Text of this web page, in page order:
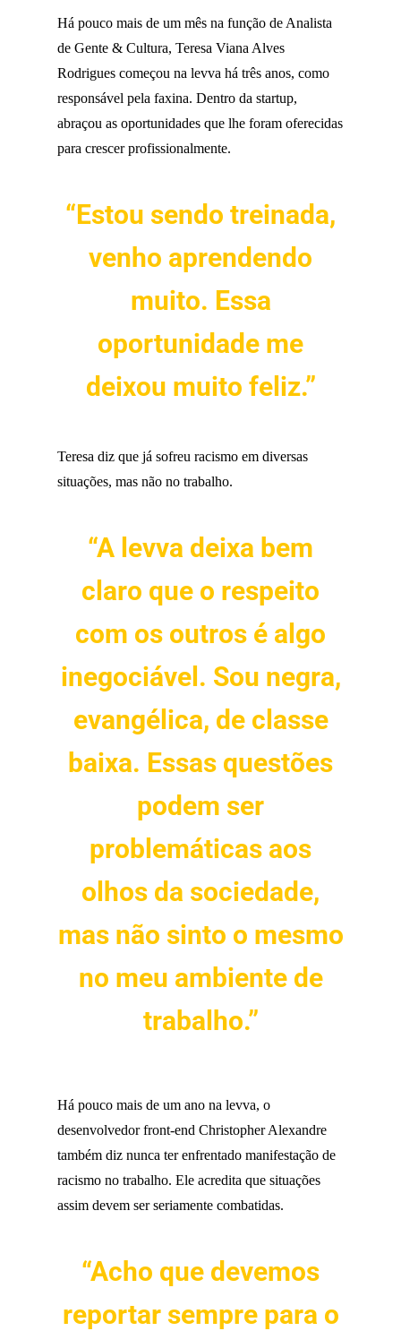
Há pouco mais de um mês na função de Analista
de Gente & Cultura, Teresa Viana Alves
Rodrigues começou na levva há três anos, como
responsável pela faxina. Dentro da startup,
abraçou as oportunidades que lhe foram oferecidas
para crescer profissionalmente.
“Estou sendo treinada,
venho aprendendo
muito. Essa
oportunidade me
deixou muito feliz.”
Teresa diz que já sofreu racismo em diversas
situações, mas não no trabalho.
“A levva deixa bem
claro que o respeito
com os outros é algo
inegociável. Sou negra,
evangélica, de classe
baixa. Essas questões
podem ser
problemáticas aos
olhos da sociedade,
mas não sinto o mesmo
no meu ambiente de
trabalho.”
Há pouco mais de um ano na levva, o
desenvolvedor front-end Christopher Alexandre
também diz nunca ter enfrentado manifestação de
racismo no trabalho. Ele acredita que situações
assim devem ser seriamente combatidas.
“Acho que devemos
reportar sempre para o